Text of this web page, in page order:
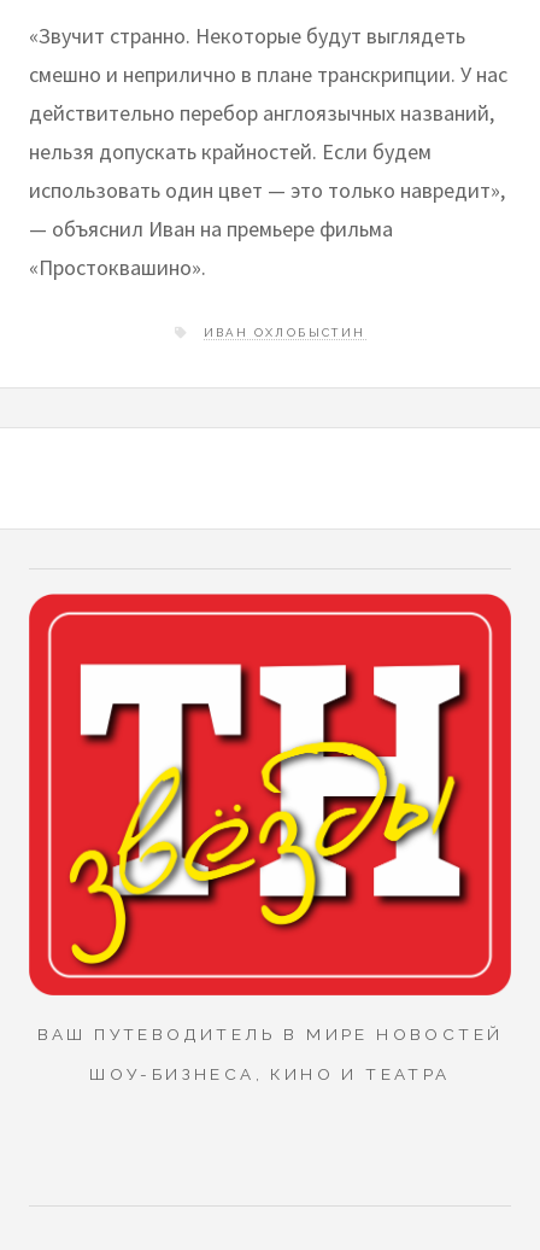
«Звучит странно. Некоторые будут выглядеть
смешно и неприлично в плане транскрипции. У нас
действительно перебор англоязычных названий,
нельзя допускать крайностей. Если будем
использовать один цвет — это только навредит»,
— объяснил Иван на премьере фильма
«Простоквашино».
ИВАН ОХЛОБЫСТИН
ВАШ ПУТЕВОДИТЕЛЬ В МИРЕ НОВОСТЕЙ
ШОУ-БИЗНЕСА, КИНО И ТЕАТРА